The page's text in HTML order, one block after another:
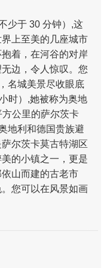
少于 30 分钟）,这
上至美的几座城市
着，在河谷的对岸
边，令人惊叹。您
名城美景尽收眼底
时）,她被称为奥地
公里的萨尔茨卡
地利和德国贵族避
尔茨卡莫古特湖区
的小镇之一，更是
山而建的古老市
您可以在风景如画